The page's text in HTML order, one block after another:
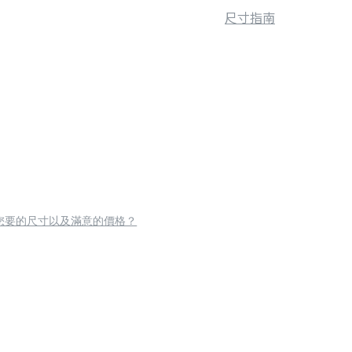
尺寸指南
要的尺寸以及滿意的價格？